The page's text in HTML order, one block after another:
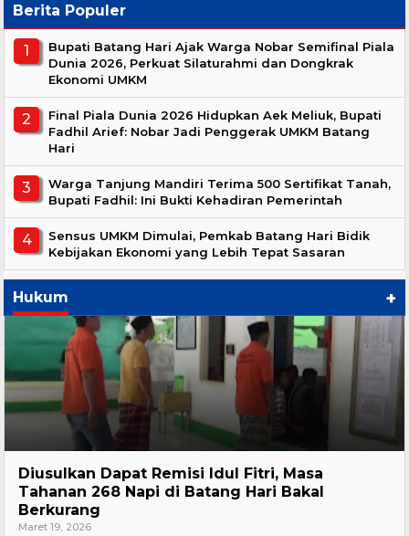
Berita Populer
Bupati Batang Hari Ajak Warga Nobar Semifinal Piala
Dunia 2026, Perkuat Silaturahmi dan Dongkrak
Ekonomi UMKM
Final Piala Dunia 2026 Hidupkan Aek Meliuk, Bupati
Fadhil Arief: Nobar Jadi Penggerak UMKM Batang
Hari
Warga Tanjung Mandiri Terima 500 Sertifikat Tanah,
Bupati Fadhil: Ini Bukti Kehadiran Pemerintah
Sensus UMKM Dimulai, Pemkab Batang Hari Bidik
Kebijakan Ekonomi yang Lebih Tepat Sasaran
Hukum +
Diusulkan Dapat Remisi Idul Fitri, Masa
Tahanan 268 Napi di Batang Hari Bakal
Berkurang
Maret 19, 2026